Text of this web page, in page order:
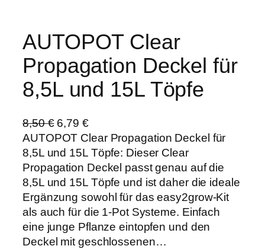
AUTOPOT Clear
Propagation Deckel für
8,5L und 15L Töpfe
8,50€ U
r
s
p
r
ü
n
g
l
6,79 €A
k
t
u
e
l
l
e
r
AUTOPOT Clear Propagation Deckel für
8,5L und 15L Töpfe: Dieser Clear
Propagation Deckel passt genau auf die
8,5L und 15L Töpfe und ist daher die ideale
Ergänzung sowohl für das easy2grow-Kit
als auch für die 1-Pot Systeme. Einfach
eine junge Pflanze eintopfen und den
Deckel mit geschlossenen…